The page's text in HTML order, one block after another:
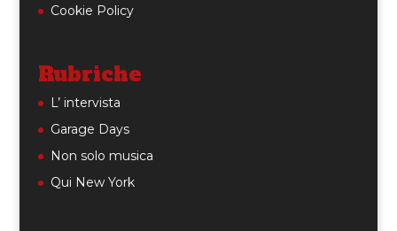
Cookie Policy
Rubriche
L’ intervista
Garage Days
Non solo musica
Qui New York